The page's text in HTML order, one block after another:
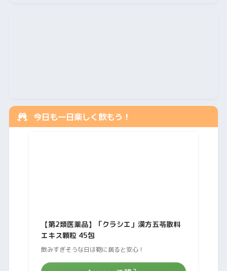
今日も一日楽しく飲もう！
【第2類医薬品】「クラシエ」漢方五苓散料
エキス顆粒 45包
飲みすぎそうな日は鞄に居ると安心！